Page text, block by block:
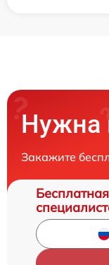
Нужна
Закажите